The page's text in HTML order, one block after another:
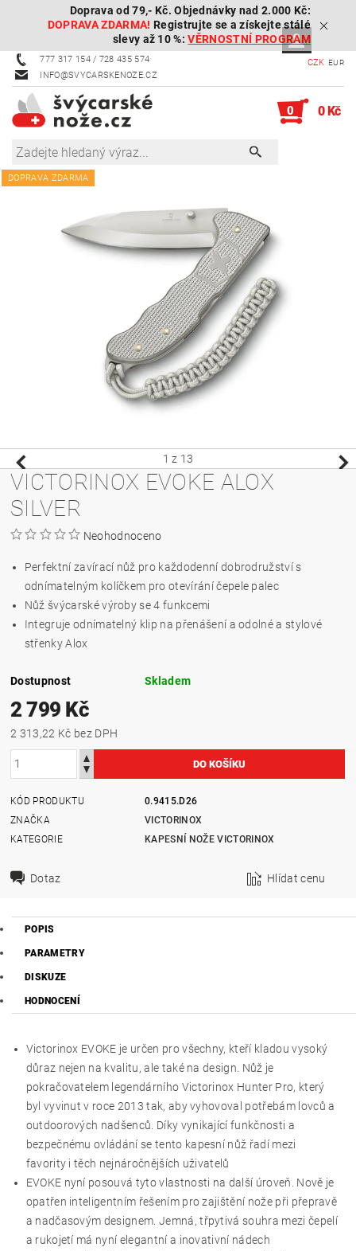
Doprava od 79,- Kč. Objednávky nad 2.000 Kč:
DOPRAVA ZDARMA! Registrujte se a získejte stálé
slevy až 10 %:VĚRNOSTNÍ PROGRAM
777 317 154 / 728 435 574
INFO@SVYCARSKENOZE.CZ
CZK EUR
0 0 Kč
DOPRAVA ZDARMA
1 z 13
VICTORINOX EVOKE ALOX
SILVER
Neohodnoceno
Perfektní zavírací nůž pro každodenní dobrodružství s
odnímatelným kolíčkem pro otevírání čepele palec
Nůž švýcarské výroby se 4 funkcemi
Integruje odnímatelný klip na přenášení a odolné a stylové
střenky Alox
Dostupnost Skladem
2 799 Kč
2 313,22 Kč bez DPH
KÓD PRODUKTU
0.9415.D26
ZNAČKA
VICTORINOX
KATEGORIE
KAPESNÍ NOŽE VICTORINOX
Dotaz Hlídat cenu
POPIS
PARAMETRY
DISKUZE
HODNOCENÍ
Victorinox EVOKE je určen pro všechny, kteří kladou vysoký
důraz nejen na kvalitu, ale také na design. Nůž je
pokračovatelem legendárního Victorinox Hunter Pro, který
byl vyvinut v roce 2013 tak, aby vyhovoval potřebám lovců a
outdoorových nadšenců. Díky vynikající funkčnosti a
bezpečnému ovládání se tento kapesní nůž řadí mezi
favority i těch nejnáročnějších uživatelů
EVOKE nyní posouvá tyto vlastnosti na další úroveň. Nově je
opatřen inteligentním řešením pro zajištění nože při přepravě
a nadčasovým designem. Jemná, třpytivá souhra mezi čepelí
a rukojetí má nyní elegantní a inovativní nádech